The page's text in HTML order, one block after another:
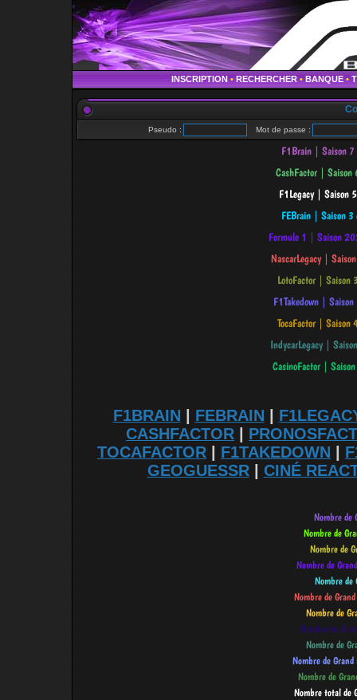
INSCRIPTION • RECHERCHER • BANQUE •
Pseudo : Mot de passe :
F1BRAIN FEBRAIN
CASHFACTOR
TOCAFACTOR
F1TAKEDOWN
GEOGUESSR| CINÉ